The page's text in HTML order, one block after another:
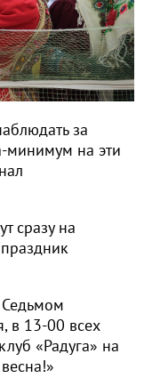
за
минимум на эти
сразу на
в 13-00 всех
«Радуга» на